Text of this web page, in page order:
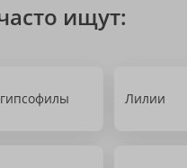
ищут:
Лилии